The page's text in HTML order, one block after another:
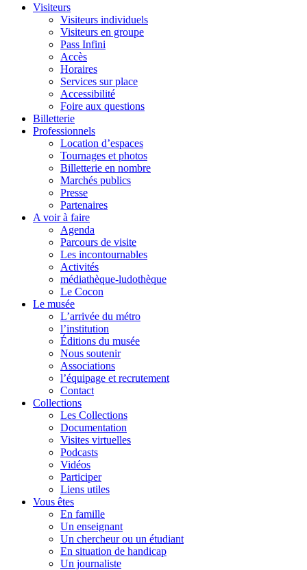
Visiteurs
Visiteurs individuels
Visiteurs en groupe
Pass Infini
Accès
Horaires
Services sur place
Accessibilité
Foire aux questions
Billetterie
Professionnels
Location d’espaces
Tournages et photos
Billetterie en nombre
Marchés publics
Presse
Partenaires
A voir à faire
Agenda
Parcours de visite
Les incontournables
Activités
médiathèque-ludothèque
Le Cocon
Le musée
L’arrivée du métro
l’institution
Éditions du musée
Nous soutenir
Associations
l’équipage et recrutement
Contact
Collections
Les Collections
Documentation
Visites virtuelles
Podcasts
Vidéos
Participer
Liens utiles
Vous êtes
En famille
Un enseignant
Un chercheur ou un étudiant
En situation de handicap
Un journaliste